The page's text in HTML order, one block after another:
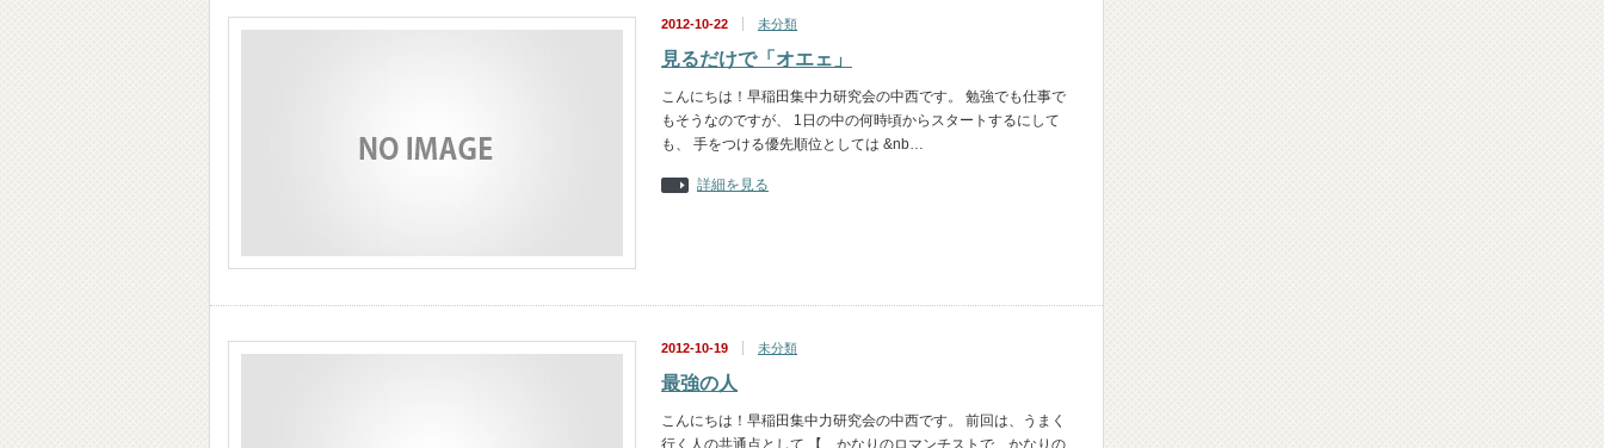
2012-10-22 未分類
見るだけで「オエェ」
こんにちは！早稲田集中力研究会の中西です。 勉強でも仕事で
もそうなのですが、 1日の中の何時頃からスタートするにして
も、 手をつける優先順位としては &nb…
詳細を見る
2012-10-19 未分類
最強の人
こんにちは！早稲田集中力研究会の中西です。 前回は、うまく
行く人の共通点として 【 かなりのロマンチストで、かなりの